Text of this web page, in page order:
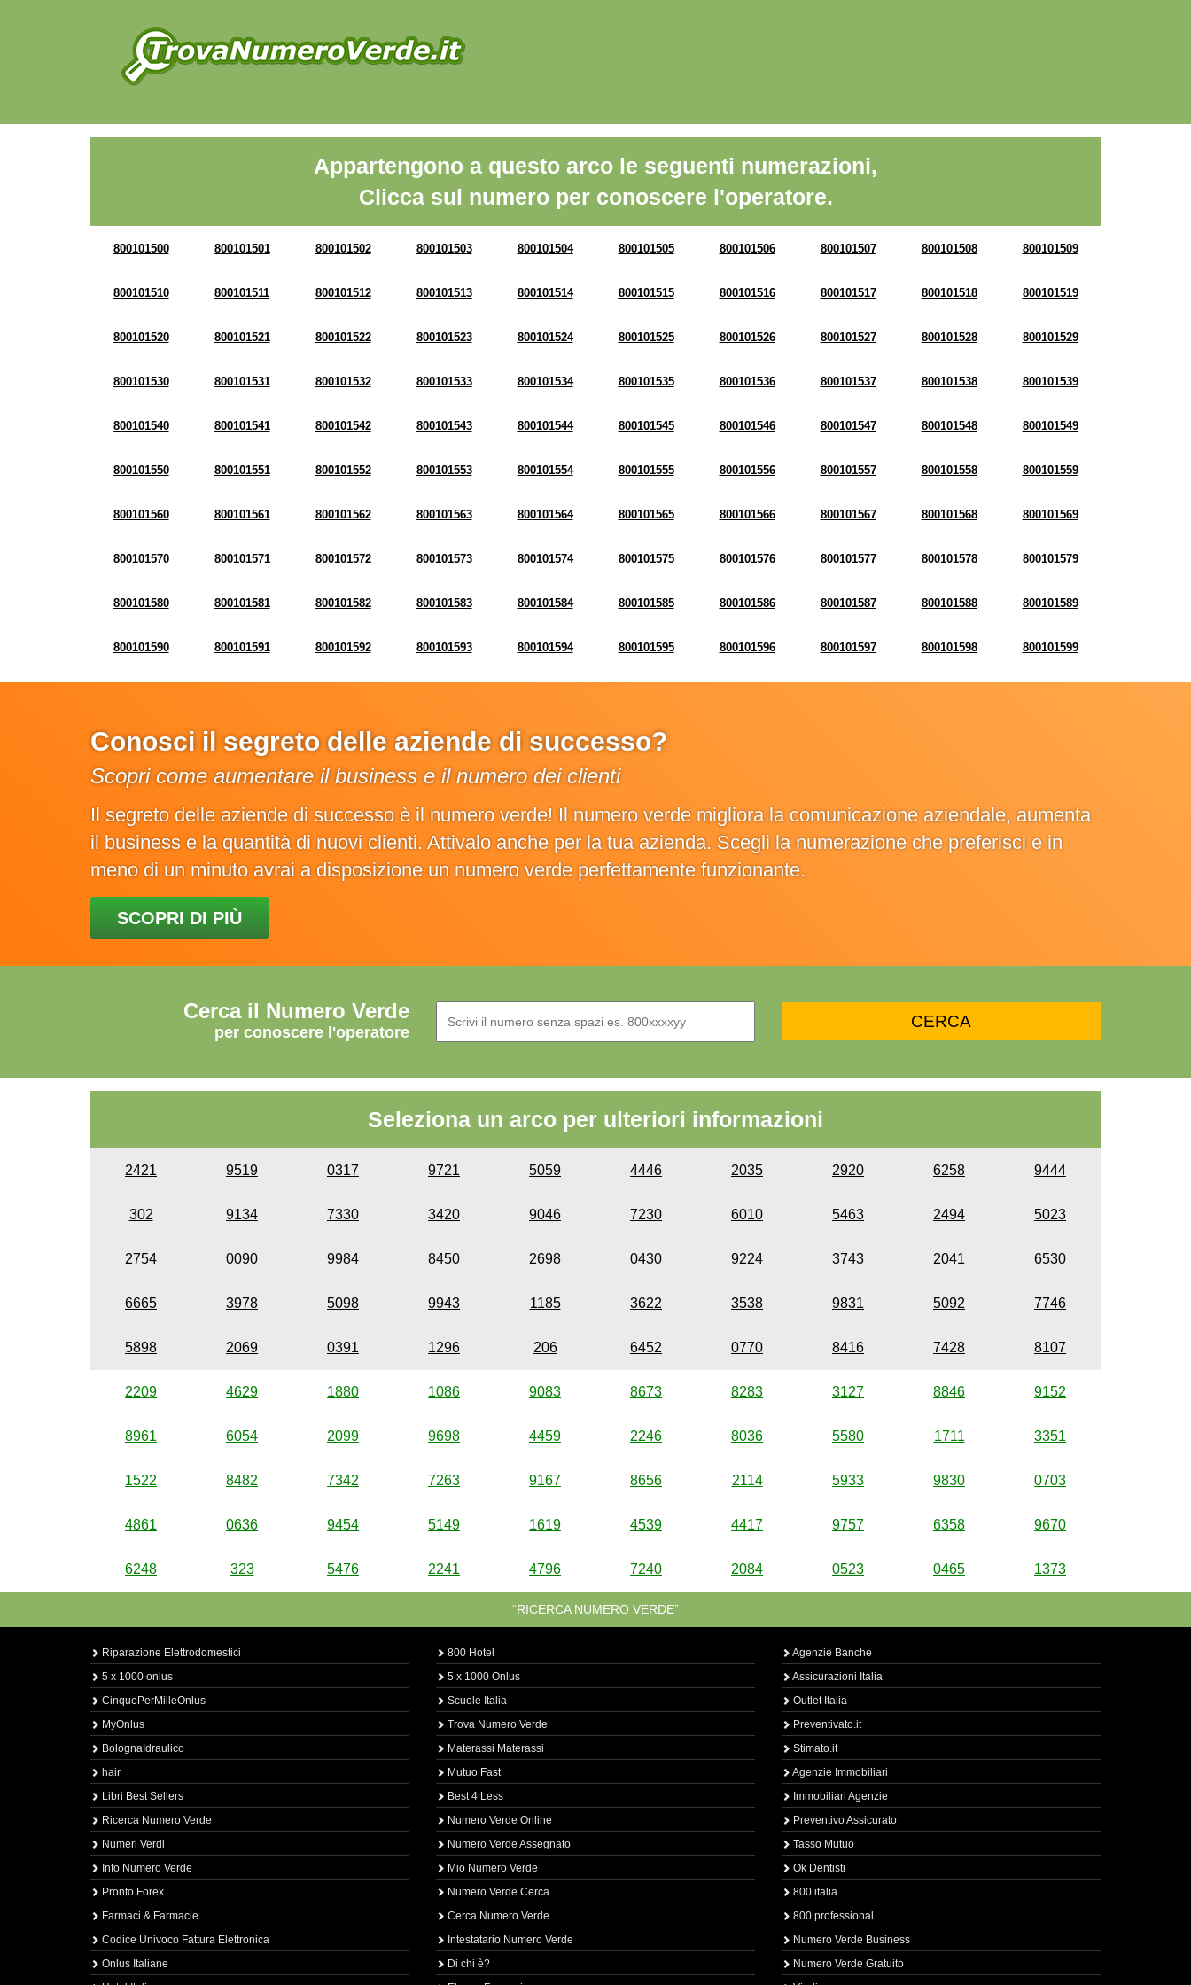
Appartengono a questo arco le seguenti numerazioni,
Clicca sul numero per conoscere l'operatore.
800101500 800101501 800101502 800101503 800101504 800101505 800101506 800101507 800101508 800101509
800101510 800101511 800101512 800101513 800101514 800101515 800101516 800101517 800101518 800101519
800101520 800101521 800101522 800101523 800101524 800101525 800101526 800101527 800101528 800101529
800101530 800101531 800101532 800101533 800101534 800101535 800101536 800101537 800101538 800101539
800101540 800101541 800101542 800101543 800101544 800101545 800101546 800101547 800101548 800101549
800101550 800101551 800101552 800101553 800101554 800101555 800101556 800101557 800101558 800101559
800101560 800101561 800101562 800101563 800101564 800101565 800101566 800101567 800101568 800101569
800101570 800101571 800101572 800101573 800101574 800101575 800101576 800101577 800101578 800101579
800101580 800101581 800101582 800101583 800101584 800101585 800101586 800101587 800101588 800101589
800101590 800101591 800101592 800101593 800101594 800101595 800101596 800101597 800101598 800101599
Conosci il segreto delle aziende di successo?
Scopri come aumentare il business e il numero dei clienti
Il segreto delle aziende di successo è il numero verde! Il numero verde migliora la comunicazione aziendale, aumenta
il business e la quantità di nuovi clienti. Attivalo anche per la tua azienda. Scegli la numerazione che preferisci e in
meno di un minuto avrai a disposizione un numero verde perfettamente funzionante.
SCOPRI DI PIÙ
Cerca il Numero Verde
per conoscere l'operatore
Seleziona un arco per ulteriori informazioni
2421 9519 0317 9721 5059 4446 2035 2920 6258 9444
302 9134 7330 3420 9046 7230 6010 5463 2494 5023
2754 0090 9984 8450 2698 0430 9224 3743 2041 6530
6665 3978 5098 9943 1185 3622 3538 9831 5092 7746
5898 2069 0391 1296 206 6452 0770 8416 7428 8107
2209 4629 1880 1086 9083 8673 8283 3127 8846 9152
8961 6054 2099 9698 4459 2246 8036 5580 1711 3351
1522 8482 7342 7263 9167 8656 2114 5933 9830 0703
4861 0636 9454 5149 1619 4539 4417 9757 6358 9670
6248 323 5476 2241 4796 7240 2084 0523 0465 1373
“RICERCA NUMERO VERDE”
Riparazione Elettrodomestici
5 x 1000 onlus
CinquePerMilleOnlus
MyOnlus
BolognaIdraulico
hair
Libri Best Sellers
Ricerca Numero Verde
Numeri Verdi
Info Numero Verde
Pronto Forex
Farmaci & Farmacie
Codice Univoco Fattura Elettronica
Onlus Italiane
800 Hotel
5 x 1000 Onlus
Scuole Italia
Trova Numero Verde
Materassi Materassi
Mutuo Fast
Best 4 Less
Numero Verde Online
Numero Verde Assegnato
Mio Numero Verde
Numero Verde Cerca
Cerca Numero Verde
Intestatario Numero Verde
Di chi è?
Agenzie Banche
Assicurazioni Italia
Outlet Italia
Preventivato.it
Stimato.it
Agenzie Immobiliari
Immobiliari Agenzie
Preventivo Assicurato
Tasso Mutuo
Ok Dentisti
800 italia
800 professional
Numero Verde Business
Numero Verde Gratuito